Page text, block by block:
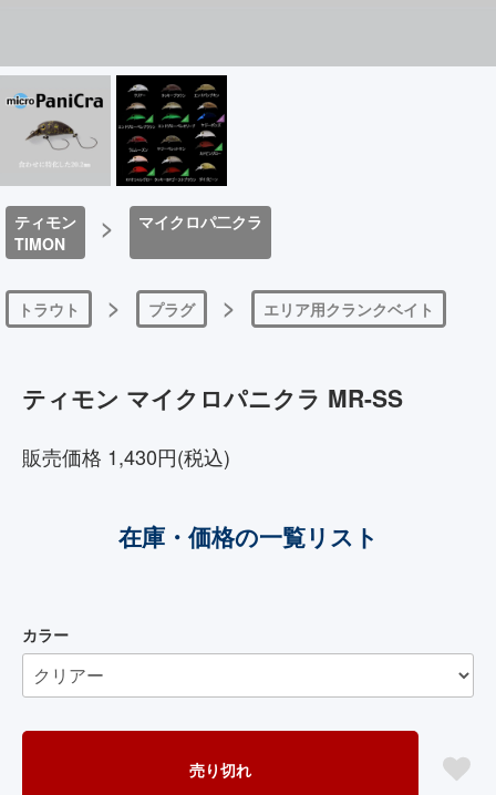
ティモン
TIMON
> マイクロパ二クラ
トラウト > プラグ > エリア用クランクベイト
ティモン マイクロパニクラ MR-SS
販売価格 1,430円(税込)
在庫・価格の一覧リスト
カラー
売り切れ